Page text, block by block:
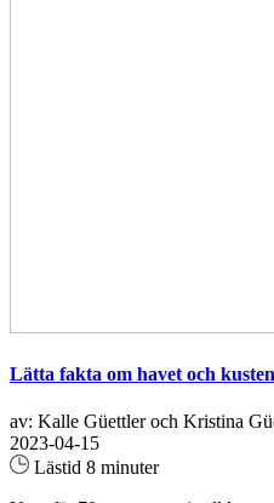
Lätta fakta om havet och kusten
av: Kalle Güettler och Kristina
2023-04-15
Lästid 8 minuter